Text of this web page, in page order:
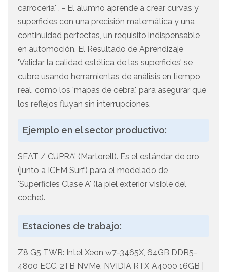
carrocería' . - El alumno aprende a crear curvas y
superficies con una precisión matemática y una
continuidad perfectas, un requisito indispensable
en automoción. El Resultado de Aprendizaje
'Validar la calidad estética de las superficies' se
cubre usando herramientas de análisis en tiempo
real, como los 'mapas de cebra', para asegurar que
los reflejos fluyan sin interrupciones.
Ejemplo en el sector productivo:
SEAT / CUPRA' (Martorell). Es el estándar de oro
(junto a ICEM Surf) para el modelado de
'Superficies Clase A' (la piel exterior visible del
coche).
Estaciones de trabajo:
Z8 G5 TWR: Intel Xeon w7-3465X, 64GB DDR5-
4800 ECC, 2TB NVMe, NVIDIA RTX A4000 16GB |